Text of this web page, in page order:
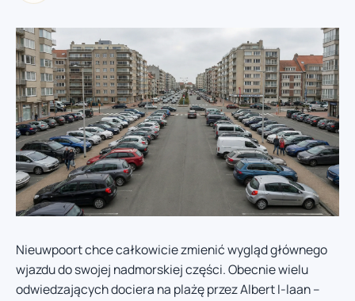
Nieuwpoort chce całkowicie zmienić wygląd głównego
wjazdu do swojej nadmorskiej części. Obecnie wielu
odwiedzających dociera na plażę przez Albert I-laan –